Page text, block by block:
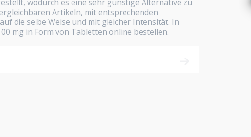
wodurch es eine sehr günstige Alternative zu
Artikeln, mit entsprechenden
die selbe Weise und mit gleicher Intensität. In
mg in Form von Tabletten online bestellen.